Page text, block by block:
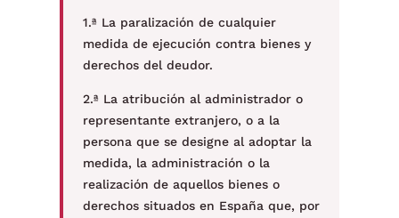
1.ª La paralización de cualquier
medida de ejecución contra bienes y
derechos del deudor.
2.ª La atribución al administrador o
representante extranjero, o a la
persona que se designe al adoptar la
medida, la administración o la
realización de aquellos bienes o
derechos situados en España que, por